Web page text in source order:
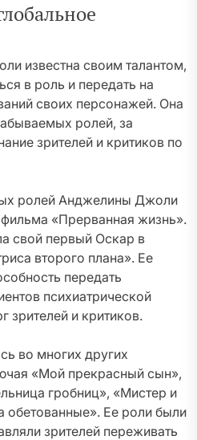
известна своим талантом,
в роль и передать на
своих персонажей. Она
ролей, за
зрителей и критиков по
ролей Анджелины Джоли
«Прерванная жизнь».
свой первый Оскар в
второго плана». Ее
передать
психиатрической
зрителей и критиков.
во многих других
«Мой прекрасный сын»,
гробниц», «Мистер и
обетованные». Ее роли были
зрителей переживать